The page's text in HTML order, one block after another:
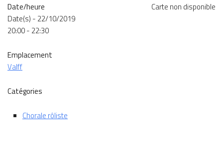
Carte non disponible
Date/heure
Date(s) - 22/10/2019
20:00 - 22:30
Emplacement
Valff
Catégories
Chorale rôliste